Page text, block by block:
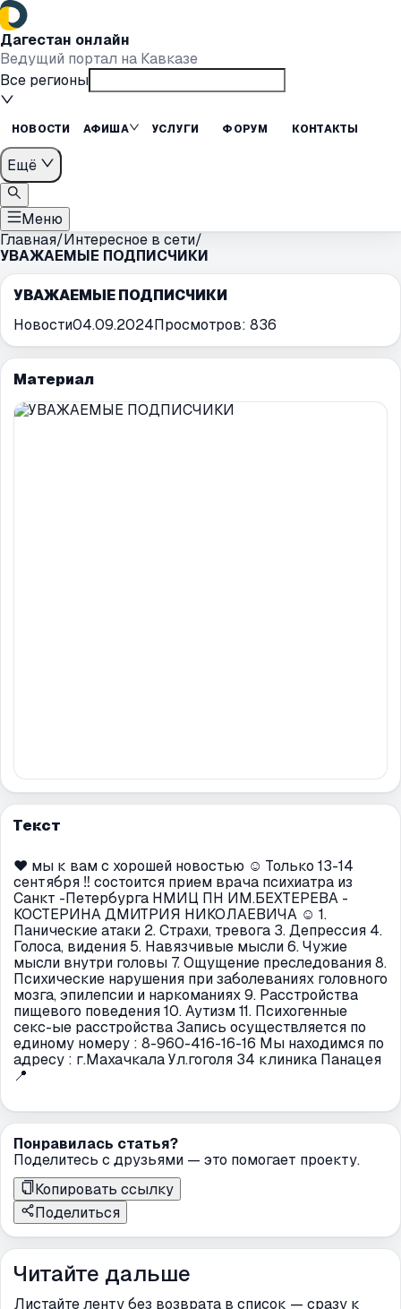
Дагестан онлайн
Ведущий портал на Кавказе
Все регионы
НОВОСТИ АФИША УСЛУГИ ФОРУМ КОНТАКТЫ
Ещё
Меню
Главная/Интересное в сети/
УВАЖАЕМЫЕ ПОДПИСЧИКИ
УВАЖАЕМЫЕ ПОДПИСЧИКИ
Новости04.09.2024Просмотров: 836
Материал
Текст
❤️ мы к вам с хорошей новостью ☺️ Только 13-14
сентября ‼️ состоится прием врача психиатра из
Санкт -Петербурга НМИЦ ПН ИМ.БЕХТЕРЕВА -
КОСТЕРИНА ДМИТРИЯ НИКОЛАЕВИЧА ☺️ 1.
Панические атаки 2. Страхи, тревога 3. Депрессия 4.
Голоса, видения 5. Навязчивые мысли 6. Чужие
мысли внутри головы 7. Ощущение преследования 8.
Психические нарушения при заболеваниях головного
мозга, эпилепсии и наркоманиях 9. Расстройства
пищевого поведения 10. Аутизм 11. Психогенные
секс-ые расстройства Запись осуществляется по
единому номеру : 8-960-416-16-16 Мы находимся по
адресу : г.Махачкала Ул.гоголя 34 клиника Панацея
📍
Понравилась статья?
Поделитесь с друзьями — это помогает проекту.
Копировать ссылку
Поделиться
Читайте дальше
Листайте ленту без возврата в список — сразу к